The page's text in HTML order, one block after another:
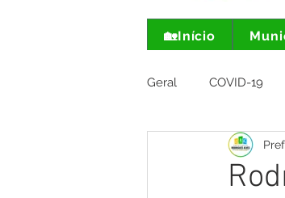
🏡Início
Geral COVID-19
Meio Ambiente e